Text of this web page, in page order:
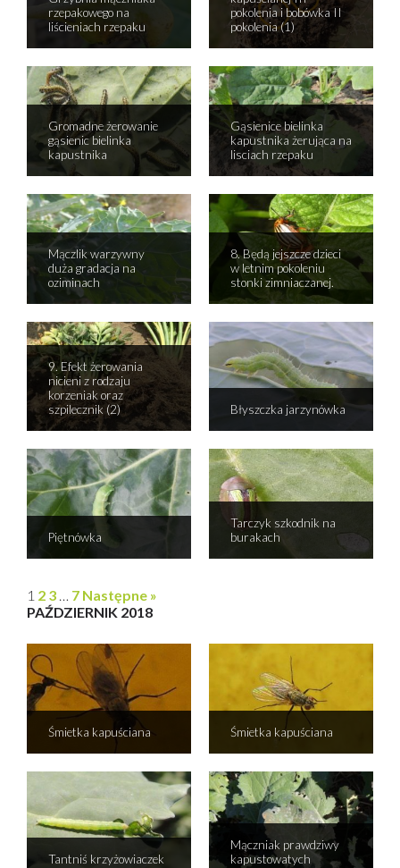
rzepakowego na
liścieniach rzepaku
pokolenia i bobówka II
pokolenia (1)
Gromadne żerowanie
gąsienic bielinka
kapustnika
Gąsienice bielinka
kapustnika żerująca na
lisciach rzepaku
Mączlik warzywny
duża gradacja na
oziminach
8. Będą jejszcze dzieci
w letnim pokoleniu
stonki zimniaczanej.
9. Efekt żerowania
nicieni z rodzaju
korzeniak oraz
szpilecznik (2)
Błyszczka jarzynówka
Piętnówka
Tarczyk szkodnik na
burakach
1 2 3 … 7 Następne »
PAŹDZIERNIK 2018
Śmietka kapuściana Śmietka kapuściana
Tantniś krzyżowiaczek
Mączniak prawdziwy
kapustowatych